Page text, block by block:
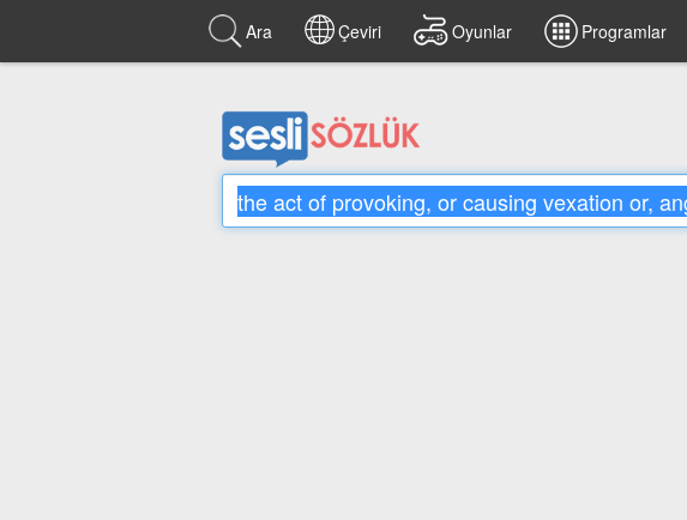
Ara Çeviri Oyunlar Programlar